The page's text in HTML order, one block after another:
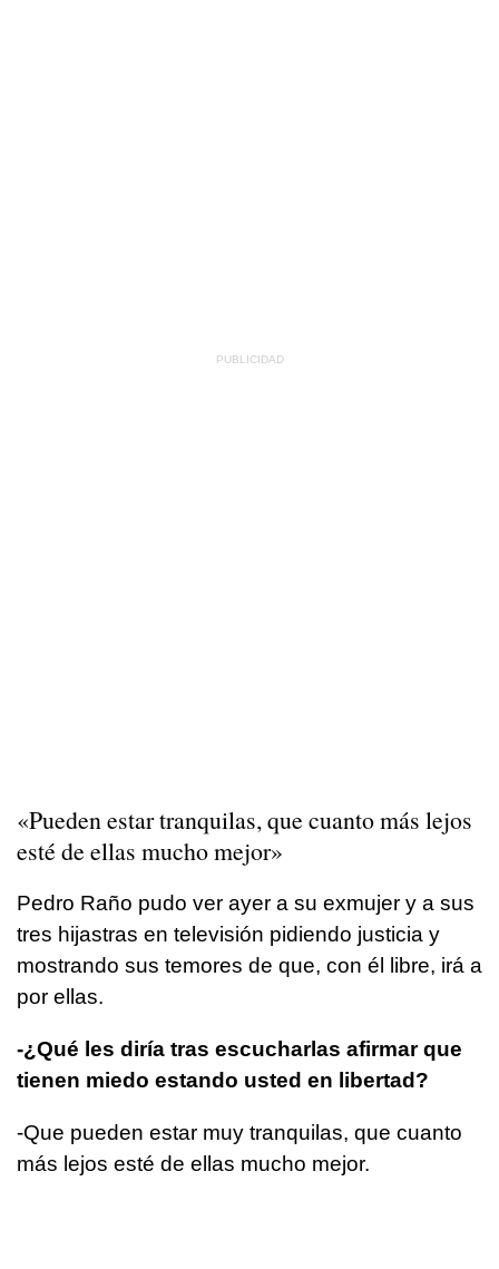
«Pueden estar tranquilas, que cuanto más lejos
esté de ellas mucho mejor»
Pedro Raño pudo ver ayer a su exmujer y a sus
tres hijastras en televisión pidiendo justicia y
mostrando sus temores de que, con él libre, irá a
por ellas.
-¿Qué les diría tras escucharlas afirmar que
tienen miedo estando usted en libertad?
-Que pueden estar muy tranquilas, que cuanto
más lejos esté de ellas mucho mejor.